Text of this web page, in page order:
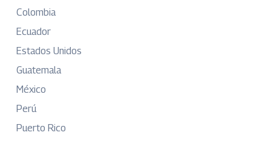
Colombia
Ecuador
Estados Unidos
Guatemala
México
Perú
Puerto Rico